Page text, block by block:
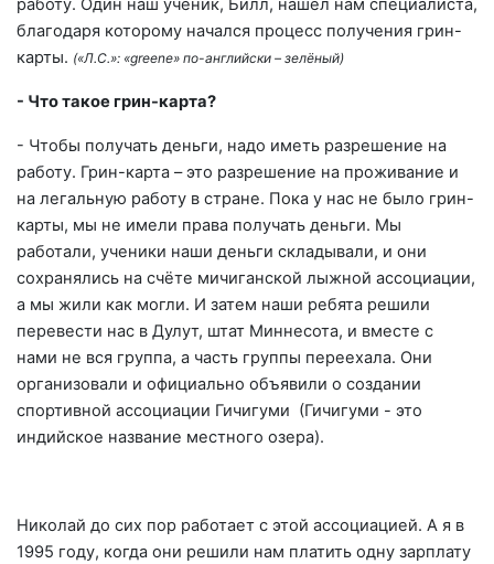
работу. Один наш ученик, Билл, нашёл нам специалиста,
благодаря которому начался процесс получения грин-
карты. («Л.С.»: «greene» по-английски – зелёный)
- Что такое грин-карта?
- Чтобы получать деньги, надо иметь разрешение на
работу. Грин-карта – это разрешение на проживание и
на легальную работу в стране. Пока у нас не было грин-
карты, мы не имели права получать деньги. Мы
работали, ученики наши деньги складывали, и они
сохранялись на счёте мичиганской лыжной ассоциации,
а мы жили как могли. И затем наши ребята решили
перевести нас в Дулут, штат Миннесота, и вместе с
нами не вся группа, а часть группы переехала. Они
организовали и официально объявили о создании
спортивной ассоциации Гичигуми (Гичигуми - это
индийское название местного озера).
Николай до сих пор работает с этой ассоциацией. А я в
1995 году, когда они решили нам платить одну зарплату